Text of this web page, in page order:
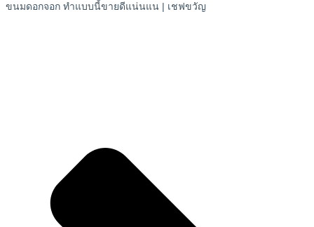
ขนมดอกจอก ทำแบบนี้ขายดีแน่นแน | เชฟขวัญ